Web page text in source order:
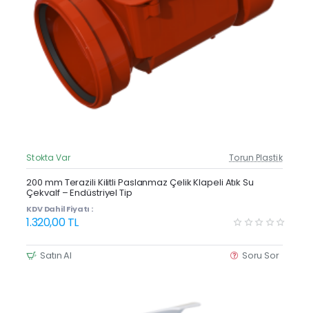
Güncel Fiyat
Stokta Var Torun Plastik
200 mm Terazili Kilitli Paslanmaz Çelik Klapeli Atık Su
Çekvalf – Endüstriyel Tip
KDV Dahil Fiyatı :
1.320,00 TL
Satın Al Soru Sor